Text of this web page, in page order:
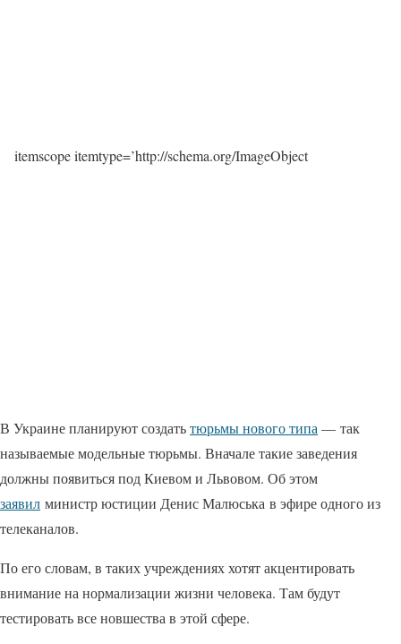
itemscope itemtype=’http://schema.org/ImageObject
В Украине планируют создатьтюрьмы нового типа— так
называемые модельные тюрьмы. Вначале такие заведения
должны появиться под Киевом и Львовом. Об этом
заявил министр юстиции Денис Малюська в эфире одного из
телеканалов.
По его словам, в таких учреждениях хотят акцентировать
внимание на нормализации жизни человека. Там будут
тестировать все новшества в этой сфере.